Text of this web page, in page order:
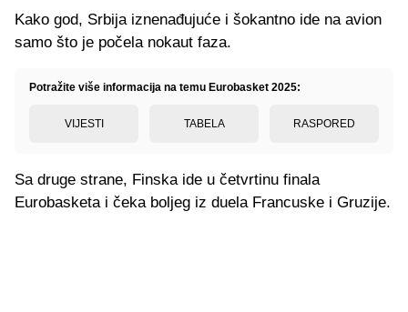
Kako god, Srbija iznenađujuće i šokantno ide na avion
samo što je počela nokaut faza.
Potražite više informacija na temu Eurobasket 2025:
VIJESTI TABELA RASPORED
Sa druge strane, Finska ide u četvrtinu finala
Eurobasketa i čeka boljeg iz duela Francuske i Gruzije.